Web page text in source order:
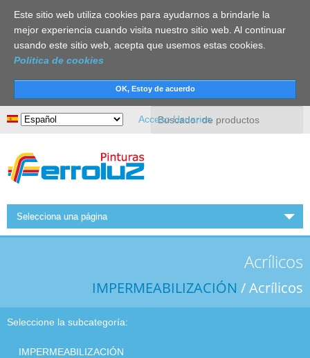
Este sitio web utiliza cookies para ayudarnos a brindarle la
mejor experiencia cuando visita nuestro sitio web. Al continuar
usando este sitio web, acepta que usemos estas cookies.
Politica de cookies
Buscar
Acceso Usuarios
Selecciona una página
PRODUCTOS
Acrílicos
IMPERMEABILIZACIÓN / Acrílicos
Seleccione la subcategoría:
IMPERMEABILIZACIÓN